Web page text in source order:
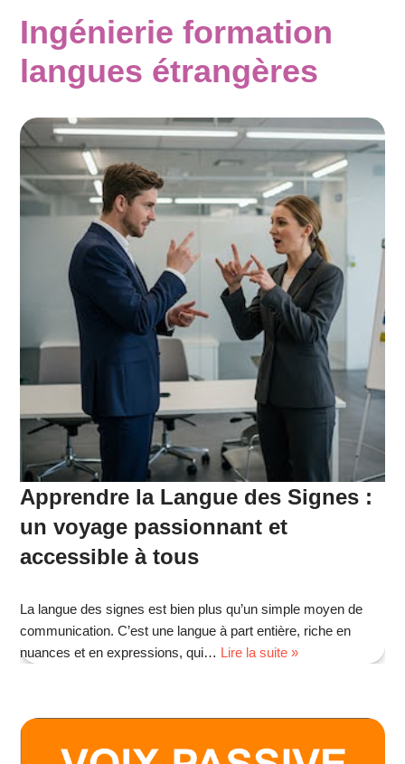
Ingénierie formation
langues étrangères
Apprendre la Langue des Signes :
un voyage passionnant et
accessible à tous
La langue des signes est bien plus qu’un simple moyen de
communication. C’est une langue à part entière, riche en
nuances et en expressions, qui… Lire la suite »